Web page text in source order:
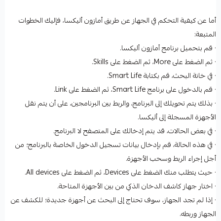
أما عن كيفية التحكم في الجهاز عن طريق أمازون أليكسا، فإليك الخطوات
المتبعة:
· قم بتحميل برنامج أمازون أليكسا.
· ثم الضغط على More، ثم الضغط على Skills.
· في خانة البحث، قم بكتابة Smart Life.
· قم بالدخول على برنامج Smart Life، ثم الضغط على Link.
· بذلك يتم تحويلك إلى البرنامج، والربط بين البرنامجين، على أن يتم نقل
الأجهزة المسجلة إلى أليكسا.
· في بعض الحالات، قد يتم إدخالك على المتصفح لا البرنامج.
· في هذه الحالة، قم بإدخال بيانات تسجيل الدخول الخاصة بالبرنامج؛ من
أجل إجراء الربط وسحب الأجهزة.
· حيث يتطلب منك الضغط على Devices، ثم الضغط على All devices.
· اختار جهاز كاشف الدخان الذكي من بين الأجهزة المتاحة.
· إذا لم تجد الجهاز، سوف تحتاج إلى البحث عن أجهزة جديدة؛ للكشف عن
الجهاز وربطه.